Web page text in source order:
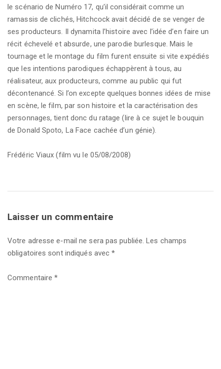
le scénario de Numéro 17, qu’il considérait comme un
ramassis de clichés, Hitchcock avait décidé de se venger de
ses producteurs. Il dynamita l’histoire avec l’idée d’en faire un
récit échevelé et absurde, une parodie burlesque. Mais le
tournage et le montage du film furent ensuite si vite expédiés
que les intentions parodiques échappèrent à tous, au
réalisateur, aux producteurs, comme au public qui fut
décontenancé. Si l’on excepte quelques bonnes idées de mise
en scène, le film, par son histoire et la caractérisation des
personnages, tient donc du ratage (lire à ce sujet le bouquin
de Donald Spoto, La Face cachée d’un génie).
Frédéric Viaux (film vu le 05/08/2008)
Laisser un commentaire
Votre adresse e-mail ne sera pas publiée. Les champs
obligatoires sont indiqués avec*
Commentaire*